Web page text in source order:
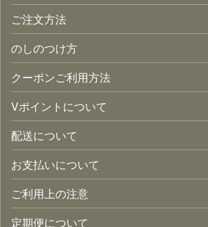
ご注文方法
のしのつけ方
クーポンご利用方法
Vポイントについて
配送について
お支払いについて
ご利用上の注意
定期便について